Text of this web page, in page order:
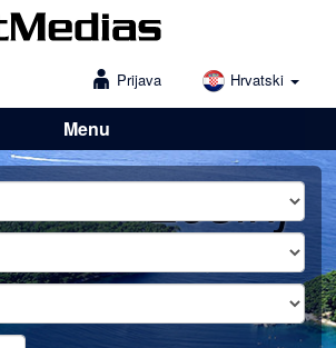
Prijava Hrvatski
Menu
Lošinj